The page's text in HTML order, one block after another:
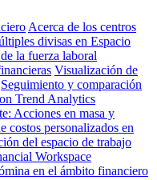
Acerca de los centros
divisas en Espacio
la fuerza laboral
Visualización de
Seguimiento y comparación
Trend Analytics
Acciones en masa y
costos personalizados en
del espacio de trabajo
Workspace
en el ámbito financiero